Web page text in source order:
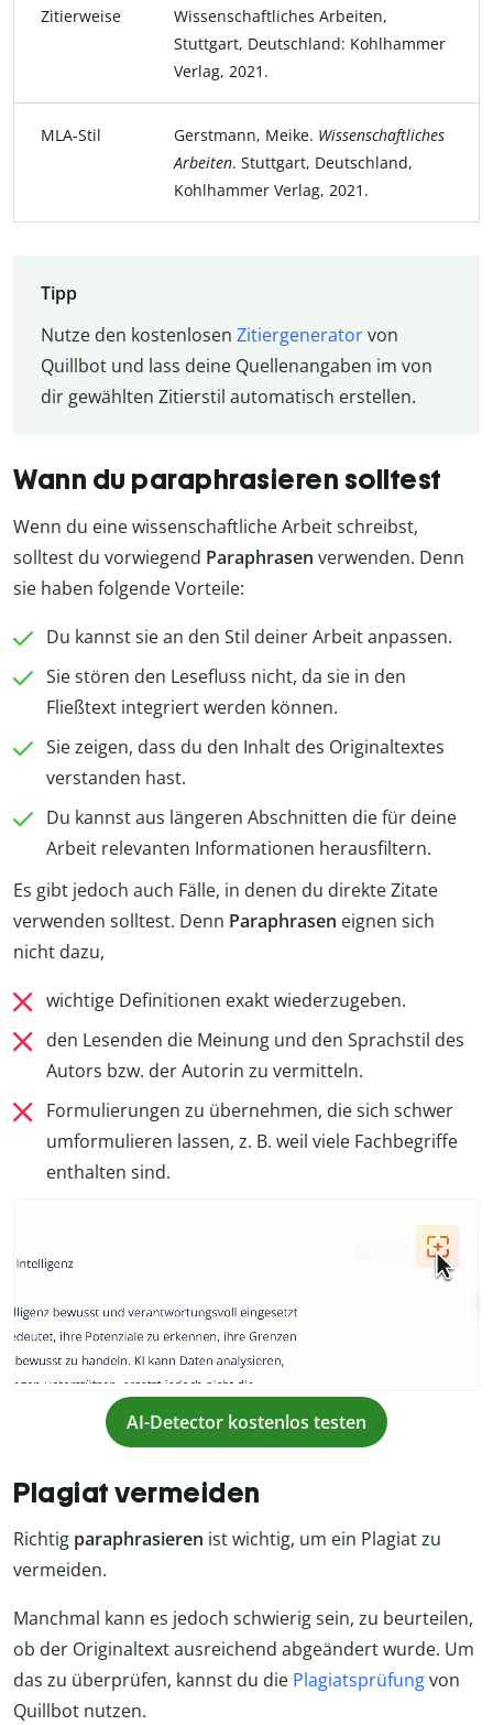
Zitierweise
Wissenschaftliches Arbeiten,
Stuttgart, Deutschland: Kohlhammer
Verlag, 2021.
MLA-Stil Gerstmann, Meike. Wissenschaftliches
Arbeiten. Stuttgart, Deutschland,
Kohlhammer Verlag, 2021.
Tipp
Nutze den kostenlosen Zitiergeneratorvon
Quillbot und lass deine Quellenangaben im von
dir gewählten Zitierstil automatisch erstellen.
Wann du paraphrasieren solltest
Wenn du eine wissenschaftliche Arbeit schreibst,
solltest du vorwiegend Paraphrasen verwenden. Denn
sie haben folgende Vorteile:
Du kannst sie an den Stil deiner Arbeit anpassen.
Sie stören den Lesefluss nicht, da sie in den
Fließtext integriert werden können.
Sie zeigen, dass du den Inhalt des Originaltextes
verstanden hast.
Du kannst aus längeren Abschnitten die für deine
Arbeit relevanten Informationen herausfiltern.
Es gibt jedoch auch Fälle, in denen du direkte Zitate
verwenden solltest. Denn Paraphrasen eignen sich
nicht dazu,
wichtige Definitionen exakt wiederzugeben.
den Lesenden die Meinung und den Sprachstil des
Autors bzw. der Autorin zu vermitteln.
Formulierungen zu übernehmen, die sich schwer
umformulieren lassen, z. B. weil viele Fachbegriffe
enthalten sind.
AI-Detector kostenlos testen
Plagiat vermeiden
Richtig paraphrasieren ist wichtig, um ein Plagiat zu
vermeiden.
Manchmal kann es jedoch schwierig sein, zu beurteilen,
ob der Originaltext ausreichend abgeändert wurde. Um
das zu überprüfen, kannst du die Plagiatsprüfungvon
Quillbot nutzen.